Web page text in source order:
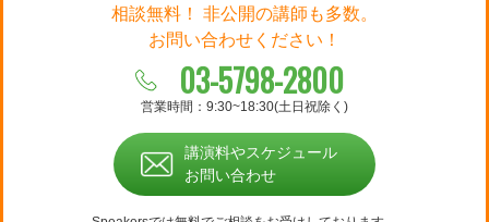
相談無料！ 非公開の講師も多数。
お問い合わせください！
03-5798-2800
営業時間：9:30~18:30(土日祝除く)
講演料やスケジュール
お問い合わせ